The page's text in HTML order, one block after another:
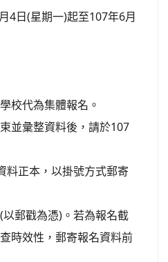
4日(星期一)起至107年6月
校代為集體報名。
並彙整資料後，請於107
料正本，以掛號方式郵寄
郵戳為憑)。若為報名截
時效性，郵寄報名資料前